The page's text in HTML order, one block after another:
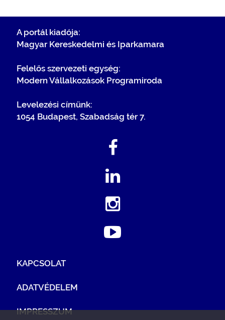
A portál kiadója:
Magyar Kereskedelmi és Iparkamara
Felelős szervezeti egység:
Modern Vállalkozások Programiroda
Levelezési címünk:
1054 Budapest, Szabadság tér 7.
KAPCSOLAT
ADATVÉDELEM
IMPRESSZUM